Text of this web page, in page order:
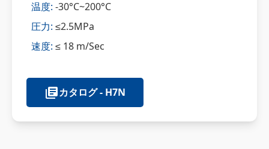
温度: -30°C~200°C
圧力: ≤2.5MPa
速度: ≤ 18 m/Sec
カタログ - H7N